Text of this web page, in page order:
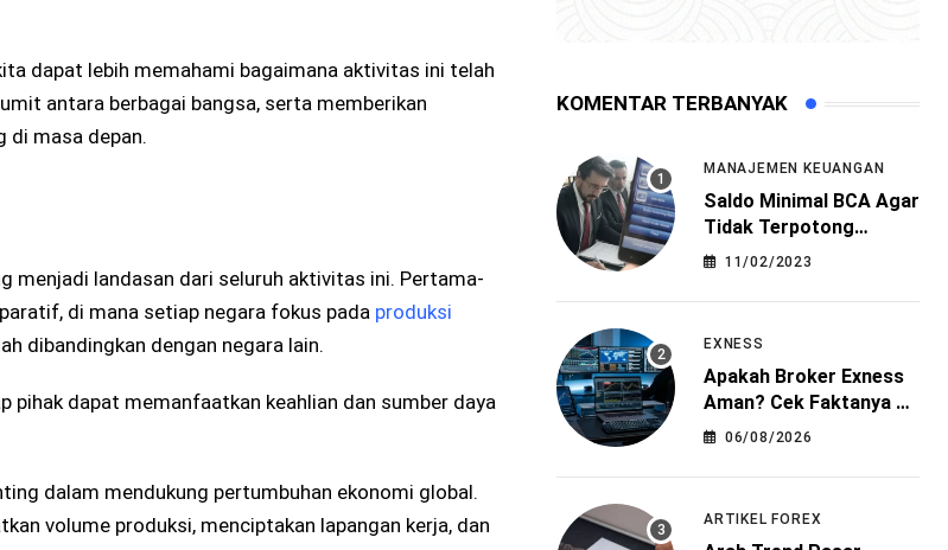
dapat lebih memahami bagaimana aktivitas ini telah
antara berbagai bangsa, serta memberikan
di masa depan.
menjadi landasan dari seluruh aktivitas ini. Pertama-
di mana setiap negara fokus pada produksi
dibandingkan dengan negara lain.
dapat memanfaatkan keahlian dan sumber daya
dalam mendukung pertumbuhan ekonomi global.
volume produksi, menciptakan lapangan kerja, dan
KOMENTAR TERBANYAK
MANAJEMEN KEUANGAN
Saldo Minimal BCA Agar
Tidak Terpotong
Administrasi
11/02/2023
EXNESS
Apakah Broker Exness
Aman? Cek Faktanya di
Sini!06/08/2026
ARTIKEL FOREX